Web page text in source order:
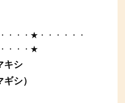
・・・★・・・・・・
・・・★
キシ
シ）